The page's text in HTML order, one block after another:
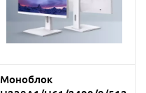
Моноблок